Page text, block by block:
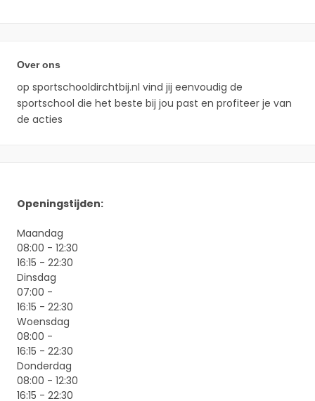
Over ons
op sportschooldirchtbij.nl vind jij eenvoudig de
sportschool die het beste bij jou past en profiteer je van
de acties
Openingstijden:
Maandag
08:00 - 12:30
16:15 - 22:30
Dinsdag
07:00 -
16:15 - 22:30
Woensdag
08:00 -
16:15 - 22:30
Donderdag
08:00 - 12:30
16:15 - 22:30